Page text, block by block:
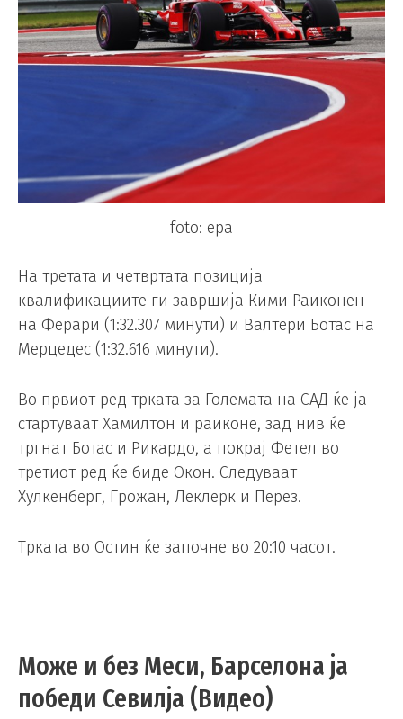
foto: epa
На третата и четвртата позиција
квалификациите ги завршија Кими Раиконен
на Ферари (1:32.307 минути) и Валтери Ботас на
Мерцедес (1:32.616 минути).
Во првиот ред трката за Големата на САД ќе ја
стартуваат Хамилтон и раиконе, зад нив ќе
тргнат Ботас и Рикардо, а покрај Фетел во
третиот ред ќе биде Окон. Следуваат
Хулкенберг, Грожан, Леклерк и Перез.
Трката во Остин ќе започне во 20:10 часот.
Може и без Меси, Барселона ја
победи Севилја (Видео)